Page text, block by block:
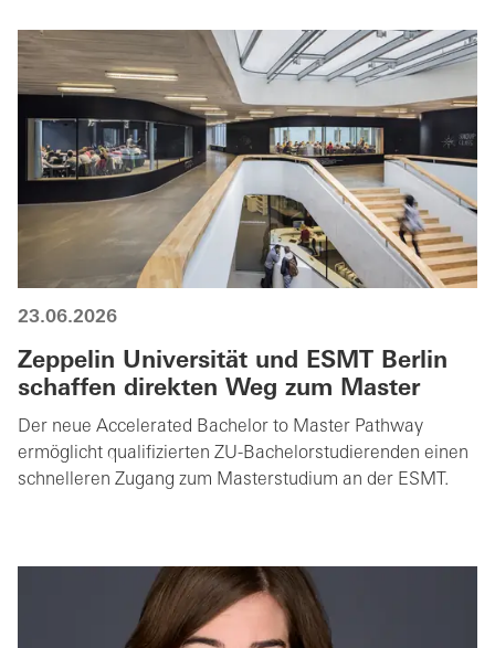
23.06.2026
Zeppelin Universität und ESMT Berlin
schaffen direkten Weg zum Master
Der neue Accelerated Bachelor to Master Pathway
ermöglicht qualifizierten ZU-Bachelorstudierenden einen
schnelleren Zugang zum Masterstudium an der ESMT.